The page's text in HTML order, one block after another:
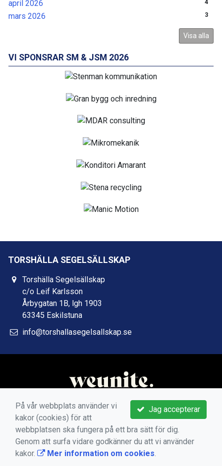
april 2026 4
mars 2026 3
Visa alla
VI SPONSRAR SM & JSM 2026
TORSHÄLLA SEGELSÄLLSKAP
Torshälla Segelsällskap
c/o Leif Karlsson
Årbygatan 1B, lgh 1903
63345 Eskilstuna
info@torshallasegelsallskap.se
Jag accepterar
På vår webbplats använder vi
kakor (cookies) för att
webbplatsen ska fungera på ett bra sätt för dig.
Genom att surfa vidare godkänner du att vi använder
kakor.
Mer information om cookies.